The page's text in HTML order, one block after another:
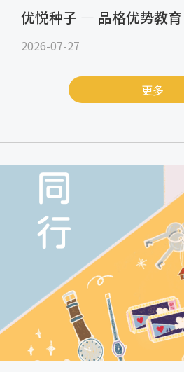
优悦种子 — 品格优势教育
2026-07-27
更多